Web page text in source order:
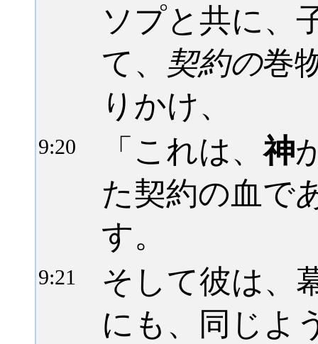
ソプと共に、
て、 契約の巻
りかけ、
9:20 「これは、神
た契約の血で
す。
9:21
そして彼は、
にも、同じよ